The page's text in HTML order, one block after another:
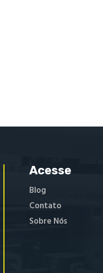
Acesse
Blog
Contato
Sobre Nós